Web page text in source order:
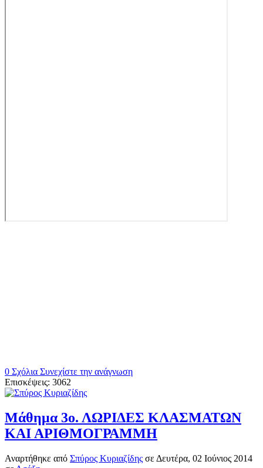
0 Σχόλια Συνεχίστε την ανάγνωση
Επισκέψεις: 3062
Μάθημα 3ο. ΛΩΡΙΔΕΣ ΚΛΑΣΜΑΤΩΝ
ΚΑΙ ΑΡΙΘΜΟΓΡΑΜΜΗ
Αναρτήθηκε από Σπύρος Κυριαζίδης σε Δευτέρα, 02 Ιούνιος 2014